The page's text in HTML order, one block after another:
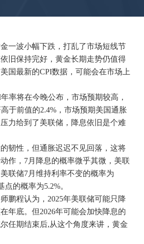
一波小幅下跌，打乱了市场短线节
旧保持完好，黄金长期走势仍值得
国最新的CPI数据，可能会在市场上
率将在今晚公布，市场预期较高，
于前值的2.4%，市场预期美国通胀
力给到了美联储，降息依旧是个难
韧性，但通胀迟迟不见回落，这将
作，7月降息的概率微乎其微，美联
联储7月维持利率不变的概率为
点的概率为5.2%。
鹏程认为，2025年美联储可能只降
年底。但2026年可能会加快降息的
任期结束后,从这个角度来讲，黄金